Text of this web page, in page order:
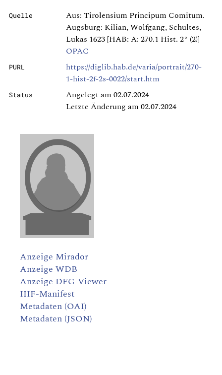
Quelle
Aus: Tirolensium Principum Comitum.
Augsburg: Kilian, Wolfgang, Schultes,
Lukas 1623 [HAB: A: 270.1 Hist. 2° (2)]
OPAC
PURL
https://diglib.hab.de/varia/portrait/270-
1-hist-2f-2s-0022/start.htm
Status
Angelegt am 02.07.2024
Letzte Änderung am 02.07.2024
Anzeige Mirador
Anzeige WDB
Anzeige DFG-Viewer
IIIF-Manifest
Metadaten (OAI)
Metadaten (JSON)